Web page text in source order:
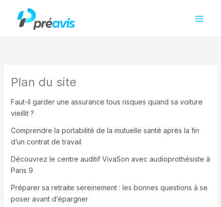
contenu
Plan du site
Faut-il garder une assurance tous risques quand sa voiture
vieillit ?
Comprendre la portabilité de la mutuelle santé après la fin
d’un contrat de travail
Découvrez le centre auditif VivaSon avec audioprothésiste à
Paris 9
Préparer sa retraite sereinement : les bonnes questions à se
poser avant d’épargner